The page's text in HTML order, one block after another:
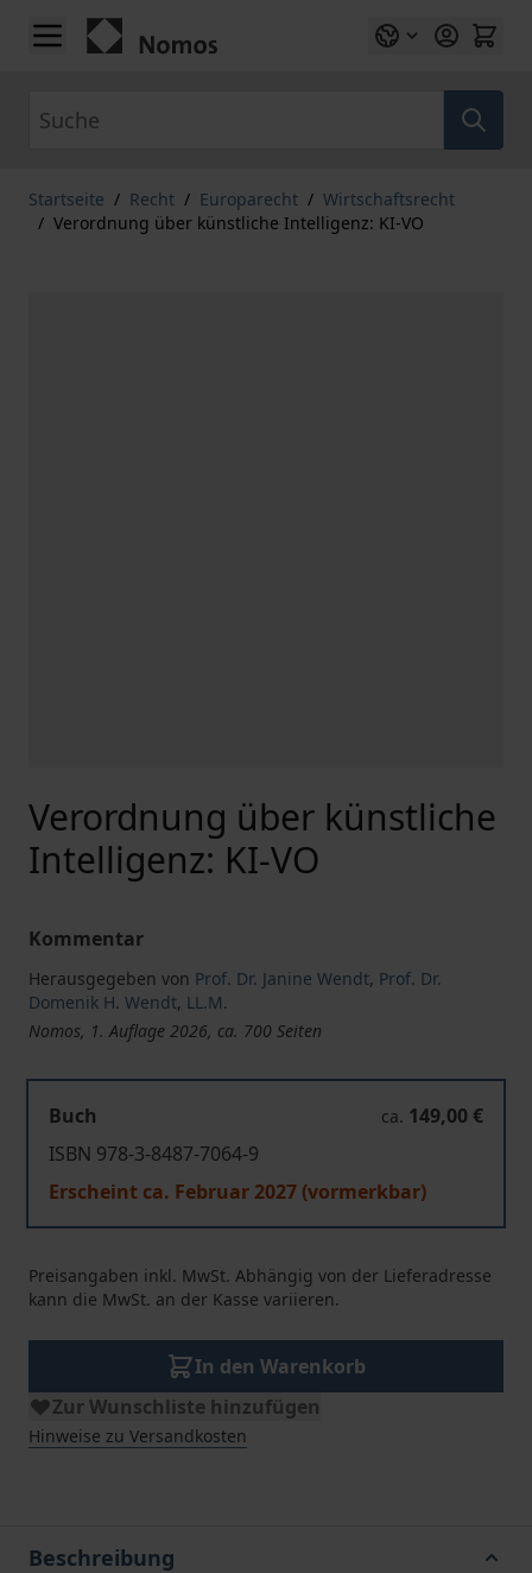
Zum Inhalt springen
Startseite / Recht / Europarecht / Wirtschaftsrecht
/ Verordnung über künstliche Intelligenz: KI-VO
Verordnung über künstliche
Intelligenz: KI-VO
Kommentar
Herausgegeben von Prof. Dr. Janine Wendt, Prof. Dr.
Domenik H. Wendt, LL.M.
Nomos, 1. Auflage 2026, ca. 700 Seiten
Buch ca. 149,00 €
ISBN 978-3-8487-7064-9
Erscheint ca. Februar 2027 (vormerkbar)
Preisangaben inkl. MwSt. Abhängig von der Lieferadresse
kann die MwSt. an der Kasse variieren.
In den Warenkorb
Zur Wunschliste hinzufügen
Hinweise zu Versandkosten
Beschreibung